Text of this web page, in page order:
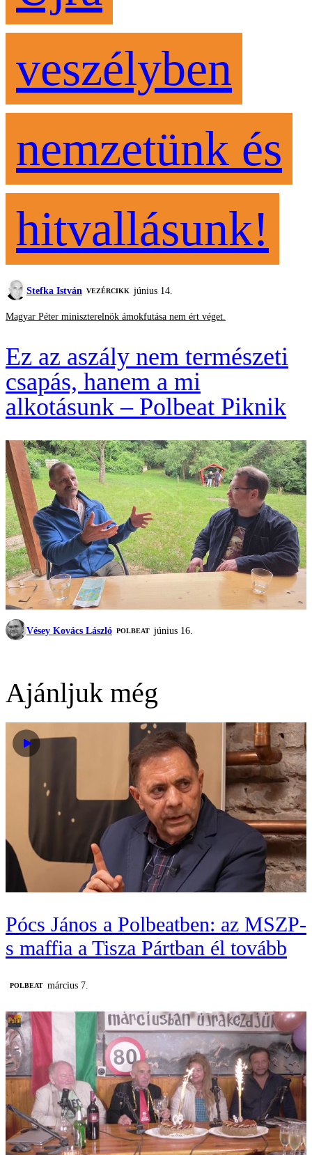
veszélyben
nemzetünk és
hitvallásunk!
Stefka István VEZÉRCIKK június 14.
Magyar Péter miniszterelnök ámokfutása nem ért véget.
Ez az aszály nem természeti
csapás, hanem a mi
alkotásunk – Polbeat Piknik
Vésey Kovács László ‎POLBEAT június 16.
Ajánljuk még
Pócs János a Polbeatben: az MSZP-
s maffia a Tisza Pártban él tovább
‎POLBEAT március 7.